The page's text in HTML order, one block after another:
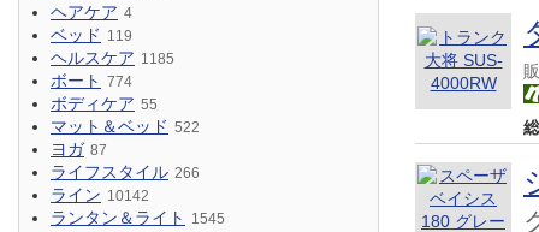
ヘアケア 4
ベッド 119
ヘルスケア 1185
ボート 774
ボディケア 55
マット＆ベッド 522
ヨガ 87
ライフスタイル 266
ライン 10142
ランタン＆ライト 1545